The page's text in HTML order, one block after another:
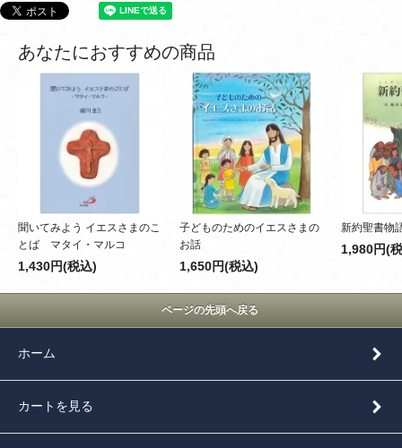
あなたにおすすめの商品
聞いてみよう イエスさまのこ
とば マタイ・マルコ
1,430円(税込)
子どものためのイエスさまの
お話
1,650円(税込)
新約聖書物
1,980円(
ページの先頭へ戻る
ホーム
カートを見る